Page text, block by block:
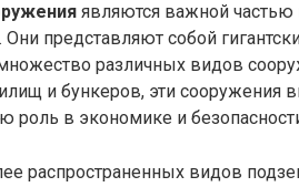
являются важной
Они представляют собой
различных видов
и бункеров, эти сооружения
роль в экономике и
распространенных видов